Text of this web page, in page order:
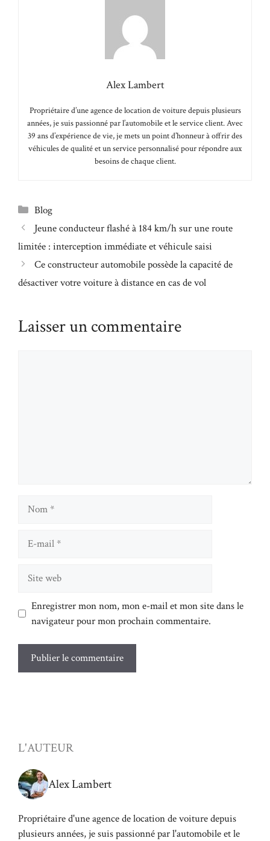
Alex Lambert
Propriétaire d’une agence de location de voiture depuis plusieurs
années, je suis passionné par l’automobile et le service client. Avec
39 ans d’expérience de vie, je mets un point d’honneur à offrir des
véhicules de qualité et un service personnalisé pour répondre aux
besoins de chaque client.
Catégories
Blog
Jeune conducteur flashé à 184 km/h sur une route
limitée : interception immédiate et véhicule saisi
Ce constructeur automobile possède la capacité de
désactiver votre voiture à distance en cas de vol
Laisser un commentaire
mail
web
Enregistrer mon nom, mon e-mail et mon site dans le
navigateur pour mon prochain commentaire.
L'AUTEUR
Alex Lambert
Propriétaire d'une agence de location de voiture depuis
plusieurs années, je suis passionné par l'automobile et le